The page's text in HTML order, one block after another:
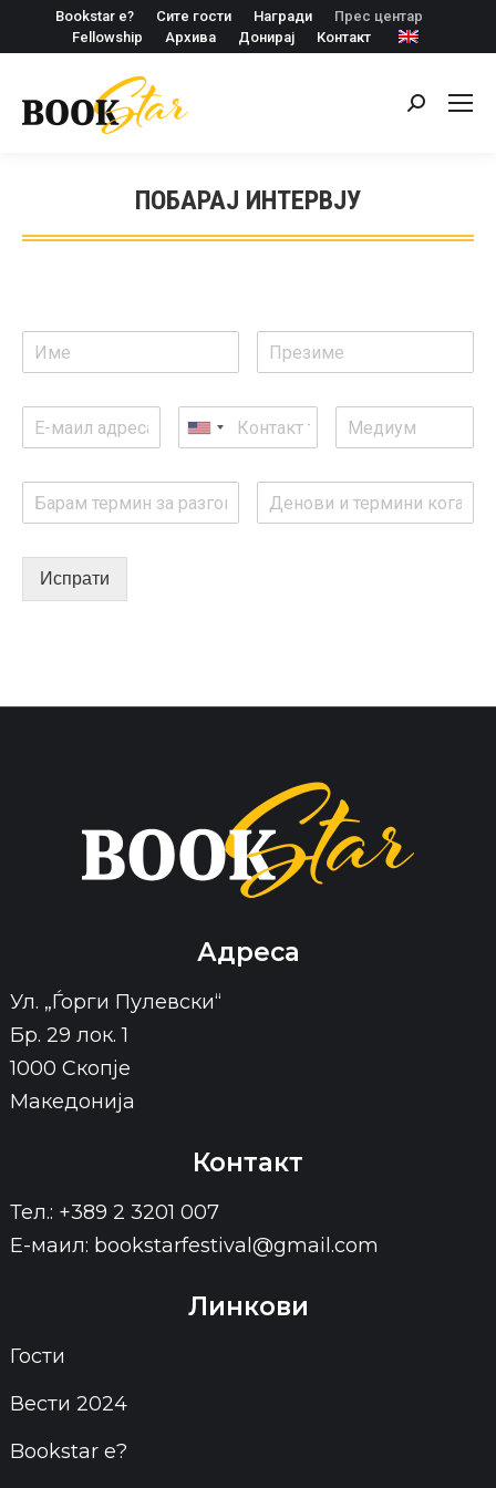
Bookstar е? Сите гости Награди
Прес центар
Fellowship
Архива Донирај Контакт
Search:
ПОБАРАЈ ИНТЕРВЈУ
Испрати
Адреса
Ул. „Ѓорги Пулевски“
Бр. 29 лок. 1
1000 Скопје
Македонија
Контакт
Тел.: +389 2 3201 007
Е-маил: bookstarfestival@gmail.com
Линкови
Гости
Вести 2024
Bookstar е?